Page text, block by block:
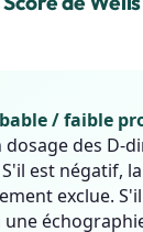
/ faible
dosage des D-
est négatif,
exclue.
une